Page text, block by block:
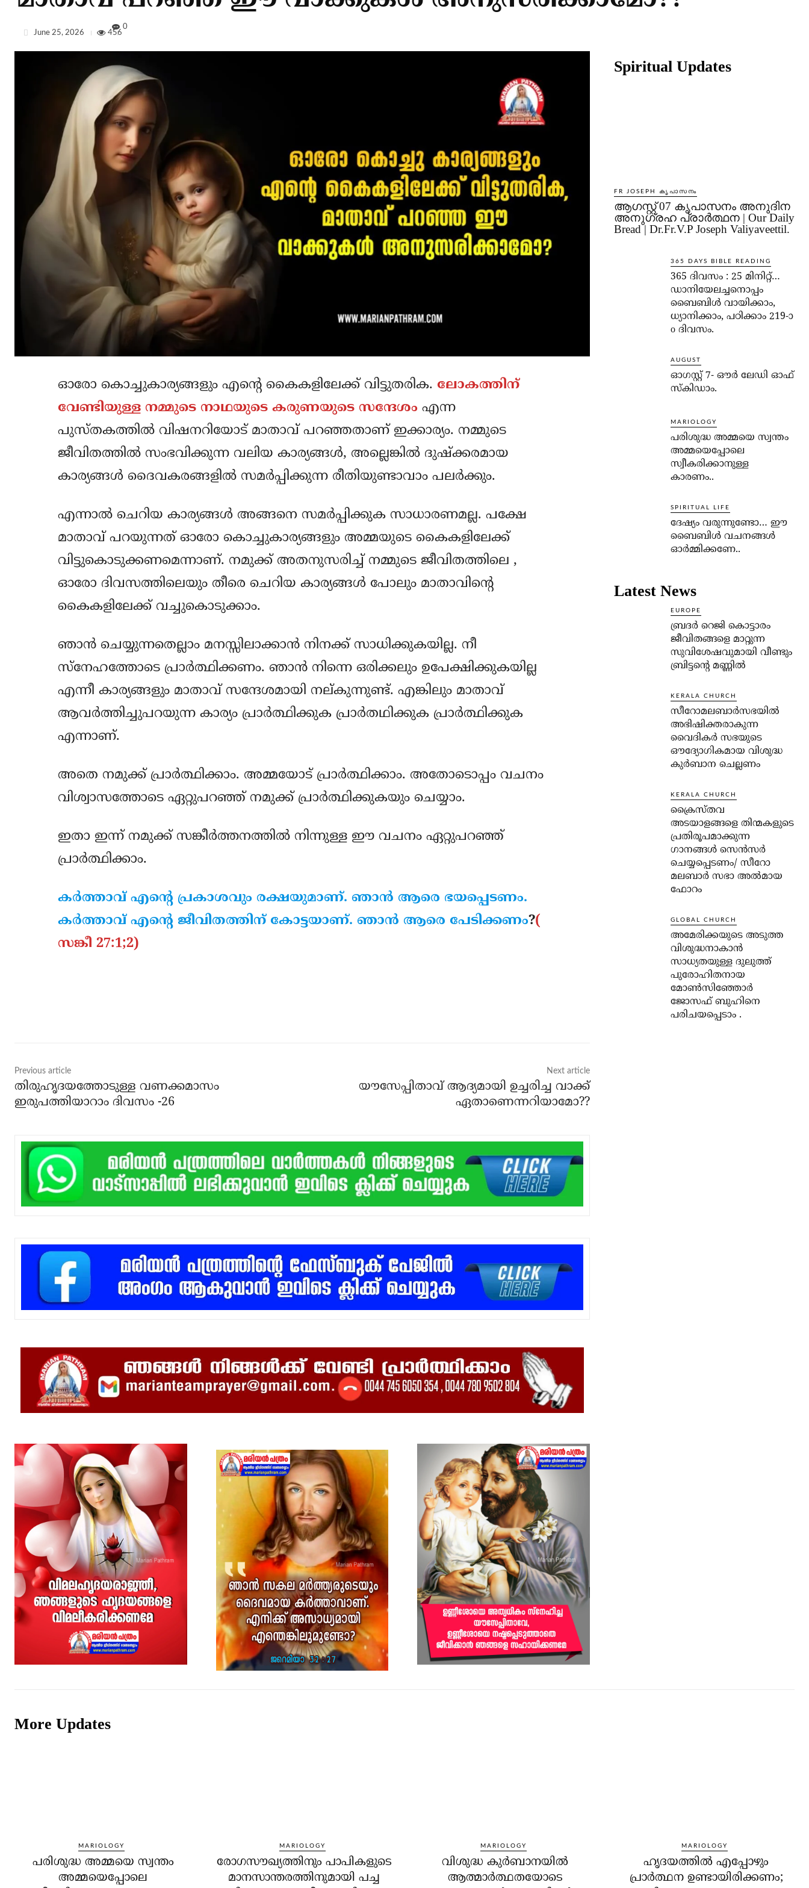
June 25, 2026 456
0
ഓരോ കൊച്ചുകാര്യങ്ങളും എന്റെ കൈകളിലേക്ക് വിട്ടുതരിക. ലോകത്തിന്
വേണ്ടിയുള്ള നമ്മുടെ നാഥയുടെ കരുണയുടെ സന്ദേശംഎന്ന
പുസ്തകത്തില്‍ വിഷനറിയോട് മാതാവ് പറഞ്ഞതാണ് ഇക്കാര്യം. നമ്മുടെ
ജീവിതത്തില്‍ സംഭവിക്കുന്ന വലിയ കാര്യങ്ങള്‍, അല്ലെങ്കില്‍ ദുഷ്‌ക്കരമായ
കാര്യങ്ങള്‍ ദൈവകരങ്ങളില്‍ സമര്‍പ്പിക്കുന്ന രീതിയുണ്ടാവാം പലര്‍ക്കും.
എന്നാല്‍ ചെറിയ കാര്യങ്ങള്‍ അങ്ങനെ സമര്‍പ്പിക്കുക സാധാരണമല്ല. പക്ഷേ
മാതാവ് പറയുന്നത് ഓരോ കൊച്ചുകാര്യങ്ങളും അമ്മയുടെ കൈകളിലേക്ക്
വിട്ടുകൊടുക്കണമെന്നാണ്. നമുക്ക് അതനുസരിച്ച് നമ്മുടെ ജീവിതത്തിലെ ,
ഓരോ ദിവസത്തിലെയും തീരെ ചെറിയ കാര്യങ്ങള്‍ പോലും മാതാവിന്റെ
കൈകളിലേക്ക് വച്ചുകൊടുക്കാം.
ഞാന്‍ ചെയ്യുന്നതെല്ലാം മനസ്സിലാക്കാന്‍ നിനക്ക് സാധിക്കുകയില്ല. നീ
സ്‌നേഹത്തോടെ പ്രാര്‍ത്ഥിക്കണം. ഞാന്‍ നിന്നെ ഒരിക്കലും ഉപേക്ഷിക്കുകയില്ല
എന്നീ കാര്യങ്ങളും മാതാവ് സന്ദേശമായി നല്കുന്നുണ്ട്. എങ്കിലും മാതാവ്
ആവര്‍ത്തിച്ചുപറയുന്ന കാര്യം പ്രാര്‍ത്ഥിക്കുക പ്രാര്‍തഥിക്കുക പ്രാര്‍ത്ഥിക്കുക
എന്നാണ്.
അതെ നമുക്ക് പ്രാര്‍ത്ഥിക്കാം. അമ്മയോട് പ്രാര്‍ത്ഥിക്കാം. അതോടൊപ്പം വചനം
വിശ്വാസത്തോടെ ഏറ്റുപറഞ്ഞ് നമുക്ക് പ്രാര്‍ത്ഥിക്കുകയും ചെയ്യാം.
ഇതാ ഇന്ന് നമുക്ക് സങ്കീര്‍ത്തനത്തില്‍ നിന്നുള്ള ഈ വചനം ഏറ്റുപറഞ്ഞ്
പ്രാര്‍ത്ഥിക്കാം.
കര്‍ത്താവ് എന്റെ പ്രകാശവും രക്ഷയുമാണ്. ഞാന്‍ ആരെ ഭയപ്പെടണം.
കര്‍ത്താവ് എന്റെ ജീവിതത്തിന് കോട്ടയാണ്. ഞാന്‍ ആരെ പേടിക്കണം?(
സങ്കീ 27:1;2)
Previous article
തിരുഹൃദയത്തോടുള്ള വണക്കമാസം
ഇരുപത്തിയാറാം ദിവസം -26
Next article
യൗസേപ്പിതാവ് ആദ്യമായി ഉച്ചരിച്ച വാക്ക്
ഏതാണെന്നറിയാമോ??
Spiritual Updates
FR JOSEPH കൃപാസനം
ആഗസ്റ്റ് 07 കൃപാസനം അനുദിന
അനുഗ്രഹ പ്രാർത്ഥന | Our Daily
Bread | Dr.Fr.V.P Joseph Valiyaveettil.
365 DAYS BIBLE READING
365 ദിവസം : 25 മിനിറ്റ്…
ഡാനിയേലച്ചനൊപ്പം
ബൈബിൾ വായിക്കാം,
ധ്യാനിക്കാം, പഠിക്കാം 219-ാ
o ദിവസം.
AUGUST
ഓഗസ്റ്റ് 7- ഔര്‍ ലേഡി ഓഫ്
സ്‌കിഡാം.
MARIOLOGY
പരിശുദ്ധ അമ്മയെ സ്വന്തം
അമ്മയെപ്പോലെ
സ്വീകരിക്കാനുള്ള
കാരണം..
SPIRITUAL LIFE
ദേഷ്യം വരുന്നുണ്ടോ… ഈ
ബൈബിള്‍ വചനങ്ങള്‍
ഓര്‍മ്മിക്കണേ..
Latest News
EUROPE
ബ്രദർ റെജി കൊട്ടാരം
ജീവിതങ്ങളെ മാറ്റുന്ന
സുവിശേഷവുമായി വീണ്ടും
ബ്രിട്ടന്റെ മണ്ണിൽ
KERALA CHURCH
സീറോമലബാർസഭയിൽ
അഭിഷിക്തരാകുന്ന
വൈദികർ സഭയുടെ
ഔദ്യോഗികമായ വിശുദ്ധ
കുർബാന ചെല്ലണം
KERALA CHURCH
ക്രൈസ്തവ
അടയാളങ്ങളെ തിന്മകളുടെ
പ്രതിരൂപമാക്കുന്ന
ഗാനങ്ങൾ സെൻസർ
ചെയ്യപ്പെടണം/ സീറോ
മലബാർ സഭാ അൽമായ
ഫോറം
GLOBAL CHURCH
അമേരിക്കയുടെ അടുത്ത
വിശുദ്ധനാകാൻ
സാധ്യതയുള്ള ദുലുത്ത്
പുരോഹിതനായ
മോൺസിഞ്ഞോർ
ജോസഫ് ബുഹിനെ
പരിചയപ്പെടാം .
More Updates
MARIOLOGY
പരിശുദ്ധ അമ്മയെ സ്വന്തം
അമ്മയെപ്പോലെ
MARIOLOGY
രോഗസൗഖ്യത്തിനും പാപികളുടെ
മാനസാന്തരത്തിനുമായി പച്ച
MARIOLOGY
വിശുദ്ധ കുര്‍ബാനയില്‍
ആത്മാര്‍ത്ഥതയോടെ
MARIOLOGY
ഹൃദയത്തില്‍ എപ്പോഴും
പ്രാര്‍ത്ഥന ഉണ്ടായിരിക്കണം;